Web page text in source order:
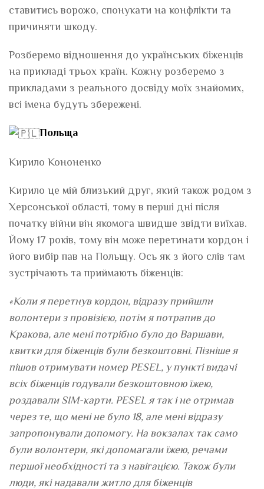
ставитись ворожо, спонукати на конфлікти та
причиняти шкоду.
Розберемо відношення до українських біженців
на прикладі трьох країн. Кожну розберемо з
прикладами з реального досвіду моїх знайомих,
всі імена будуть збережені.
Польща
Кирило Кононенко
Кирило це мій близький друг, який також родом з
Херсонської області, тому в перші дні після
початку війни він якомога швидше звідти виїхав.
Йому 17 років, тому він може перетинати кордон і
його вибір пав на Польщу. Ось як з його слів там
зустрічають та приймають біженців:
«Коли я перетнув кордон, відразу прийшли
волонтери з провізією, потім я потрапив до
Кракова, але мені потрібно було до Варшави,
квитки для біженців були безкоштовні. Пізніше я
пішов отримувати номер PESEL, у пункті видачі
всіх біженців годували безкоштовною їжею,
роздавали SIM-карти. PESEL я так і не отримав
через те, що мені не було 18, але мені відразу
запропонували допомогу. На вокзалах так само
були волонтери, які допомагали їжею, речами
першої необхідності та з навігацією. Також були
люди, які надавали житло для біженців